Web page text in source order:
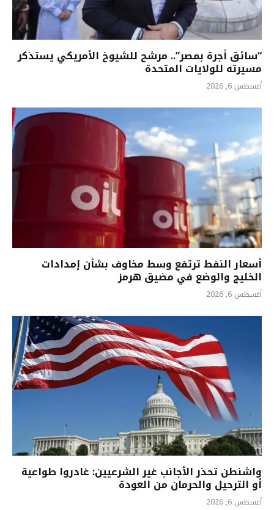
“سائق أجرة بمصر”.. مرشح للشيوخ الأمريكي يستذكر
مسيرته للولايات المتحدة
أغسطس 6, 2026
أسعار النفط ترتفع وسط مخاوف بشأن إمدادات
الخليج والوضع في مضيق هرمز
أغسطس 6, 2026
واشنطن تحذر الأجانب غير الشرعيين: غادروا طواعية
أو الترحيل والحرمان من العودة
أغسطس 6, 2026